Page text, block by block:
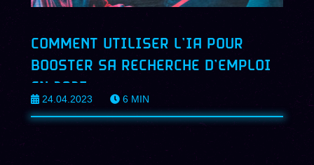
COMMENT UTILISER L’IA POUR
BOOSTER SA RECHERCHE D’EMPLOI
EN 2023
24.04.2023 6 MIN